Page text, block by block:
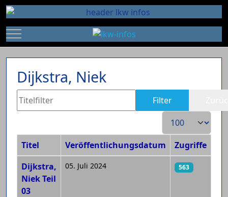
Mobile Menu Toggle
Dijkstra, Niek
Titelfilter Filter
Anzeige #
Beiträge
Titel Veröffentlichungsdatum
Zugriffe
Dijkstra,
Niek Teil
03
05. Juli 2024 563